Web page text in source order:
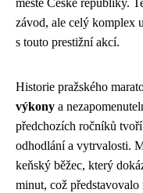
městě České republiky.
závod, ale celý komplex
s touto prestižní akcí.
Historie pražského
výkony a
předchozích ročníků
odhodlání a vytrvalosti.
keňský běžec, který
minut, což